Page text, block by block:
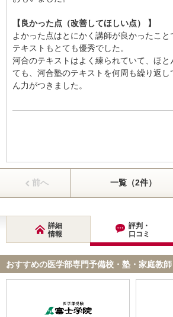
【良かった点（改善してほしい点） 】
よかった点はとにかく講師が良かったこと
テキストもとても優秀でした。
河合のテキストはよく練られていて、ほと
ても、河合塾のテキストを何周も繰り返
ん力がつきました。
前へ 一覧（2件）
詳細
情報
評判・
口コミ
おすすめの医学部専門予備校・塾・家庭教師